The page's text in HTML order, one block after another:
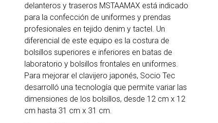
delanteros y traseros MSTAAMAX está indicado
para la confección de uniformes y prendas
profesionales en tejido denim y tactel. Un
diferencial de este equipo es la costura de
bolsillos superiores e inferiores en batas de
laboratorio y bolsillos frontales en uniformes.
Para mejorar el clavijero japonés, Socio Tec
desarrolló una tecnología que permite variar las
dimensiones de los bolsillos, desde 12 cm x 12
cm hasta 31 cm x 31 cm.